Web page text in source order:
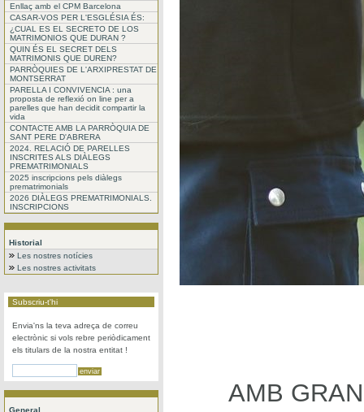
Enllaç amb el CPM Barcelona
CASAR-VOS PER L'ESGLÉSIA ÉS:
¿CUAL ES EL SECRETO DE LOS
MATRIMONIOS QUE DURAN ?
QUIN ÉS EL SECRET DELS
MATRIMONIS QUE DUREN?
PARRÒQUIES DE L'ARXIPRESTAT DE
MONTSERRAT
PARELLA I CONVIVENCIA : una
proposta de reflexió on line per a
parelles que han decidit compartir la
vida
CONTACTE AMB LA PARRÒQUIA DE
SANT PERE D'ABRERA
2024. RELACIÓ DE PARELLES
INSCRITES ALS DIÀLEGS
PREMATRIMONIALS
2025 inscripcions pels diàlegs
prematrimonials
2026 DIÀLEGS PREMATRIMONIALS.
INSCRIPCIONS
Historial
Les nostres notícies
Les nostres activitats
Subscriu-t'hi
Envia'ns la teva adreça de correu
electrònic si vols rebre periòdicament
els titulars de la nostra entitat !
General
AMB